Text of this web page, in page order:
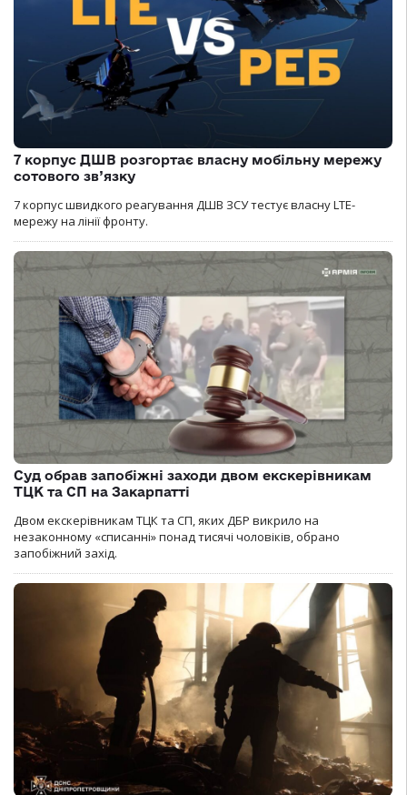
7 корпус ДШВ розгортає власну мобільну мережу
сотового зв’язку
7 корпус швидкого реагування ДШВ ЗСУ тестує власну LTE-
мережу на лінії фронту.
Суд обрав запобіжні заходи двом екскерівникам
ТЦК та СП на Закарпатті
Двом екскерівникам ТЦК та СП, яких ДБР викрило на
незаконному «списанні» понад тисячі чоловіків, обрано
запобіжний захід.